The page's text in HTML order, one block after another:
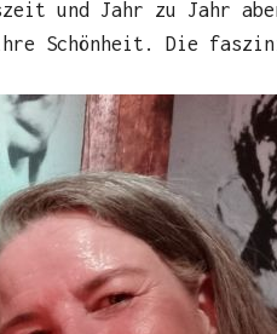
und Jahr zu Jahr
Schönheit. Die